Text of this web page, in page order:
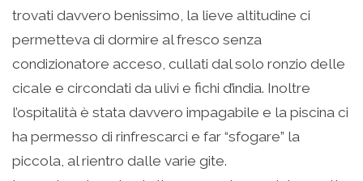
trovati davvero benissimo, la lieve altitudine ci
permetteva di dormire al fresco senza
condizionatore acceso, cullati dal solo ronzio delle
cicale e circondati da ulivi e fichi d’india. Inoltre
l’ospitalità è stata davvero impagabile e la piscina ci
ha permesso di rinfrescarci e far “sfogare” la
piccola, al rientro dalle varie gite.